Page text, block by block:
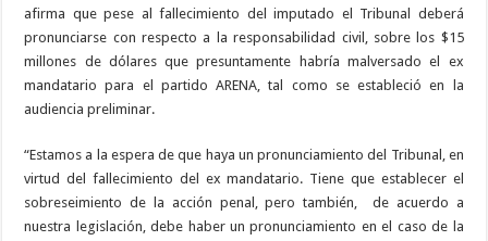
afirma que pese al fallecimiento del imputado el Tribunal deberá
pronunciarse con respecto a la responsabilidad civil, sobre los $15
millones de dólares que presuntamente habría malversado el ex
mandatario para el partido ARENA, tal como se estableció en la
audiencia preliminar.
“Estamos a la espera de que haya un pronunciamiento del Tribunal, en
virtud del fallecimiento del ex mandatario. Tiene que establecer el
sobreseimiento de la acción penal, pero también,
de acuerdo a
nuestra legislación, debe haber un pronunciamiento en el caso de la